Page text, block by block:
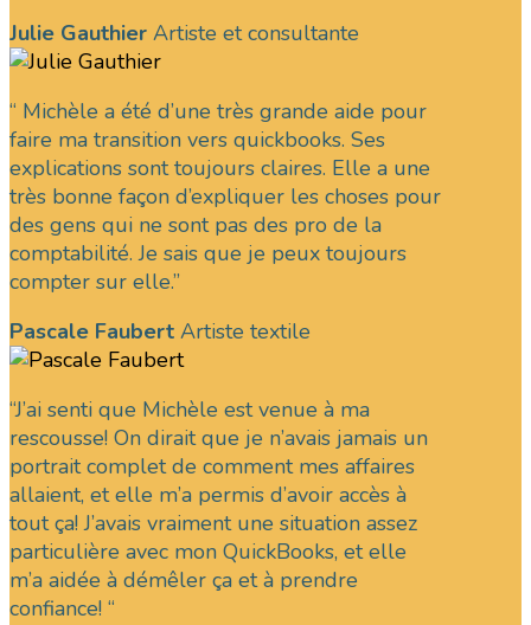
Julie Gauthier Artiste et consultante
“ Michèle a été d’une très grande aide pour
faire ma transition vers quickbooks. Ses
explications sont toujours claires. Elle a une
très bonne façon d’expliquer les choses pour
des gens qui ne sont pas des pro de la
comptabilité. Je sais que je peux toujours
compter sur elle.”
Pascale Faubert Artiste textile
“J’ai senti que Michèle est venue à ma
rescousse! On dirait que je n’avais jamais un
portrait complet de comment mes affaires
allaient, et elle m’a permis d’avoir accès à
tout ça! J’avais vraiment une situation assez
particulière avec mon QuickBooks, et elle
m’a aidée à démêler ça et à prendre
confiance! “